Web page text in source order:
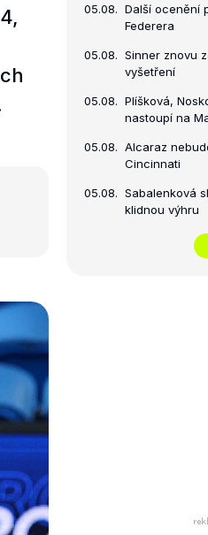
05.08. Další ocenění
Federera
05.08. Sinner znovu
vyšetření
05.08. Plíšková,
nastoupí na
05.08. Alcaraz
Cincinnati
05.08. Sabalenková
klidnou výhru